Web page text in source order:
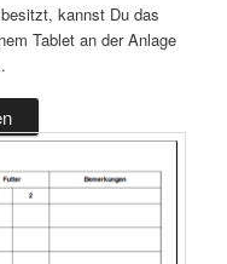
kannst Du das
Tablet an der Anlage